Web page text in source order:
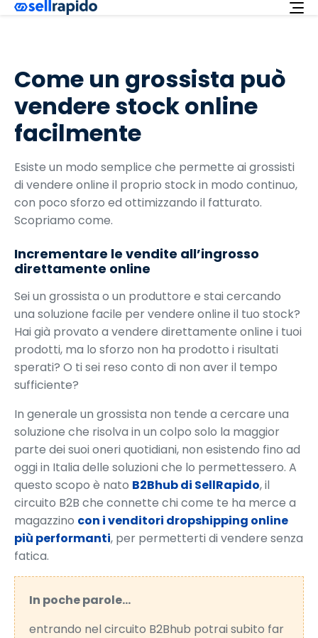
Servizi
Integrazioni
Offerta
Italiano
Supporto
Login
Come un grossista può
vendere stock online
facilmente
Esiste un modo semplice che permette ai grossisti
di vendere online il proprio stock in modo continuo,
con poco sforzo ed ottimizzando il fatturato.
Scopriamo come.
Incrementare le vendite all’ingrosso
direttamente online
Sei un grossista o un produttore e stai cercando
una soluzione facile per vendere online il tuo stock?
Hai già provato a vendere direttamente online i tuoi
prodotti, ma lo sforzo non ha prodotto i risultati
sperati? O ti sei reso conto di non aver il tempo
sufficiente?
In generale un grossista non tende a cercare una
soluzione che risolva in un colpo solo la maggior
parte dei suoi oneri quotidiani, non esistendo fino ad
oggi in Italia delle soluzioni che lo permettessero. A
questo scopo è nato B2Bhub di SellRapido, il
circuito B2B che connette chi come te ha merce a
magazzino con i venditori dropshipping online
più performanti, per permetterti di vendere senza
fatica.
In poche parole…
entrando nel circuito B2Bhub potrai subito far